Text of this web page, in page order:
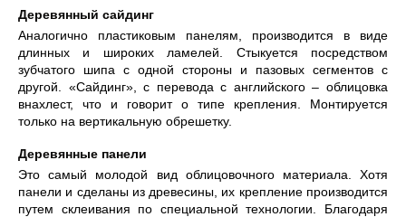
Деревянный сайдинг
Аналогично пластиковым панелям, производится в виде
длинных и широких ламелей. Стыкуется посредством
зубчатого шипа с одной стороны и пазовых сегментов с
другой. «Сайдинг», с перевода с английского – облицовка
внахлест, что и говорит о типе крепления. Монтируется
только на вертикальную обрешетку.
Деревянные панели
Это самый молодой вид облицовочного материала. Хотя
панели и сделаны из древесины, их крепление производится
путем склеивания по специальной технологии. Благодаря